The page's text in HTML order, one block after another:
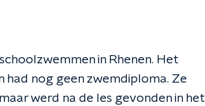
in Rhenen. Het
had nog geen zwemdiploma. Ze
werd na de les gevonden in het